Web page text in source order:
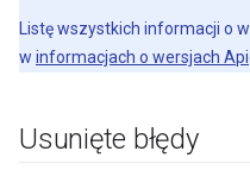
Listę wszystkich informacji o
w informacjach o wersjach
Usunięte błędy